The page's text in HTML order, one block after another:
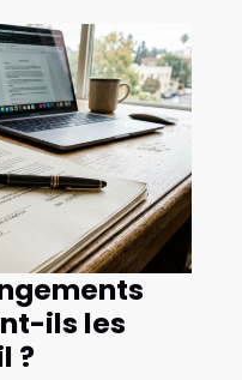
ils les
?